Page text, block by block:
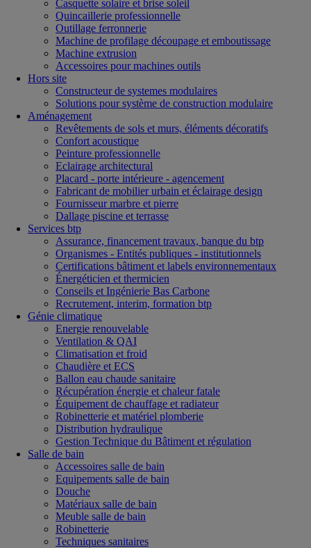
Casquette solaire et brise soleil
Quincaillerie professionnelle
Outillage ferronnerie
Machine de profilage découpage et emboutissage
Machine extrusion
Accessoires pour machines outils
Hors site
Constructeur de systemes modulaires
Solutions pour système de construction modulaire
Aménagement
Revêtements de sols et murs, éléments décoratifs
Confort acoustique
Peinture professionnelle
Eclairage architectural
Placard - porte intérieure - agencement
Fabricant de mobilier urbain et éclairage design
Fournisseur marbre et pierre
Dallage piscine et terrasse
Services btp
Assurance, financement travaux, banque du btp
Organismes - Entités publiques - institutionnels
Certifications bâtiment et labels environnementaux
Énergéticien et thermicien
Conseils et Ingénierie Bas Carbone
Recrutement, interim, formation btp
Génie climatique
Energie renouvelable
Ventilation & QAI
Climatisation et froid
Chaudière et ECS
Ballon eau chaude sanitaire
Récupération énergie et chaleur fatale
Équipement de chauffage et radiateur
Robinetterie et matériel plomberie
Distribution hydraulique
Gestion Technique du Bâtiment et régulation
Salle de bain
Accessoires salle de bain
Equipements salle de bain
Douche
Matériaux salle de bain
Meuble salle de bain
Robinetterie
Techniques sanitaires